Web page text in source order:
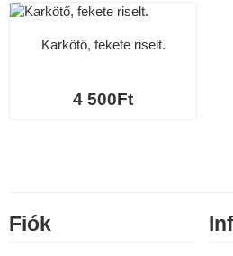
Karkötő, fekete riselt.
4 500Ft
Fiók